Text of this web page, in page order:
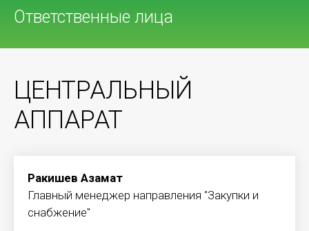
Ответственные лица
ЦЕНТРАЛЬНЫЙ
АППАРАТ
Ракишев Азамат
Главный менеджер направления "Закупки и
снабжение"